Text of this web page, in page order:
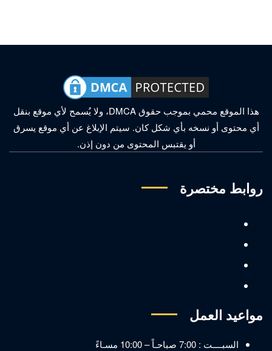
هذا الموقع محمي بموجب حقوق DMCA، ولا يُسمح لأي موقع بنقل
أي محتوى أو نسخه بأي شكل كان. سيتم الإبلاغ عن أي موقع يسرق
أو يقتبس المحتوى من دون إذن.
روابط مختصرة
مواعيد العمل
السبــــت : 7:00 صباحـاً – 10:00 مسـاءً